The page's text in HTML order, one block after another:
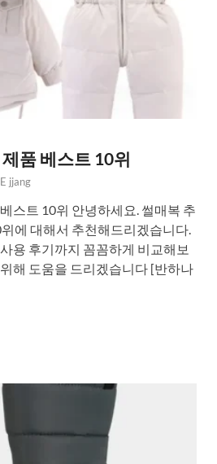
품 베스트 10위
jjang
스트 10위 안녕하세요. 썰매복 추
에 대해서 추천해드리겠습니다.
용 후기까지 꼼꼼하게 비교해보
해 도움을 드리겠습니다 [반하나